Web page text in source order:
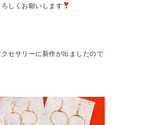
しくお願いします
セサリーに新作が出ましたので